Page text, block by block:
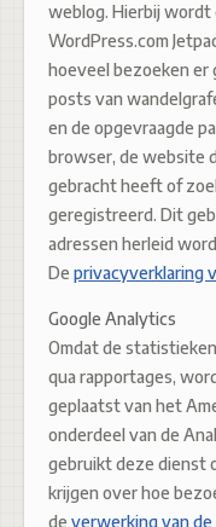
weblog. Hierbij wordt
WordPress.com
hoeveel bezoeken er
posts van
en de opgevraagde
browser, de website
gebracht heeft of
geregistreerd. Dit
adressen herleid
De privacyverklaring
Google Analytics
Omdat de
qua rapportages,
geplaatst van het
onderdeel van de
gebruikt deze dienst
krijgen over hoe
de verwerking van